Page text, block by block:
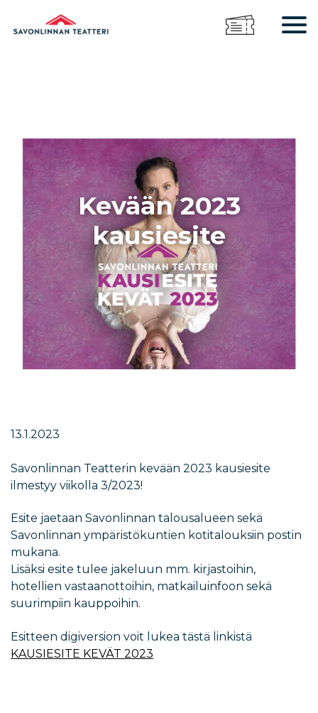
Kevään 2023
kausiesite
13.1.2023
Savonlinnan Teatterin kevään 2023 kausiesite
ilmestyy viikolla 3/2023!
Esite jaetaan Savonlinnan talousalueen sekä
Savonlinnan ympäristökuntien kotitalouksiin postin
mukana.
Lisäksi esite tulee jakeluun mm. kirjastoihin,
hotellien vastaanottoihin, matkailuinfoon sekä
suurimpiin kauppoihin.
Esitteen digiversion voit lukea tästä linkistä
KAUSIESITE KEVÄT 2023